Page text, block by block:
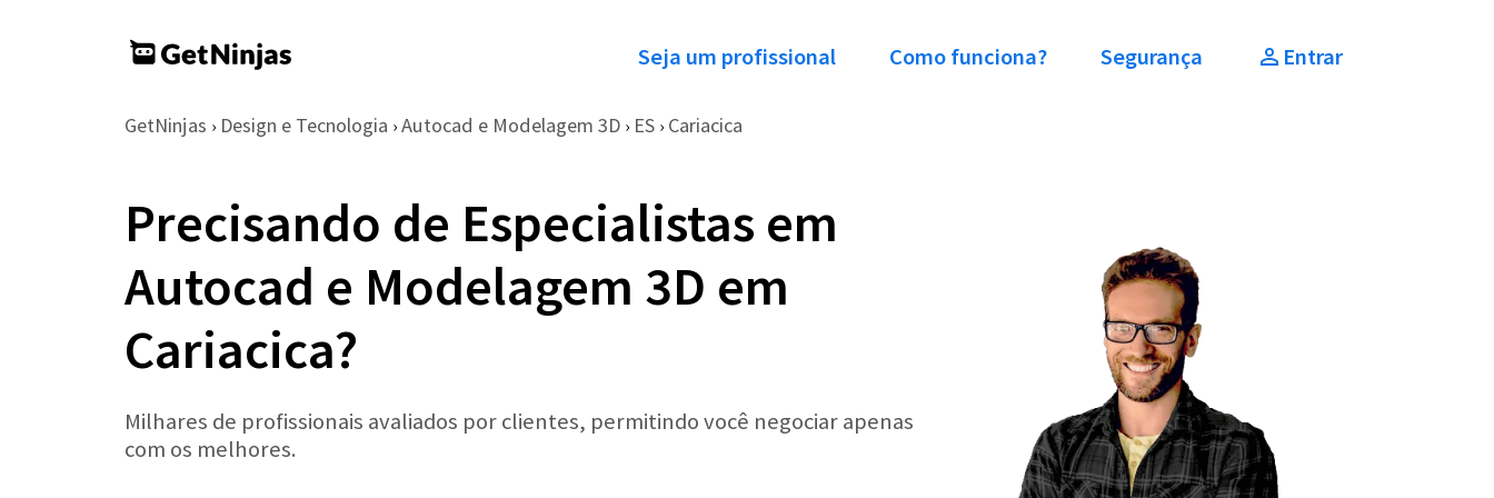
Seja um profissional Como funciona? Segurança Entrar
GetNinjas › Design e Tecnologia › Autocad e Modelagem 3D › ES › Cariacica
Precisando de Especialistas em
Autocad e Modelagem 3D em
Cariacica?
Milhares de profissionais avaliados por clientes, permitindo você negociar apenas
com os melhores.